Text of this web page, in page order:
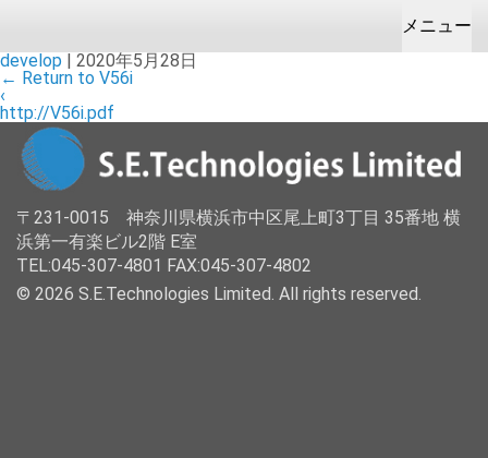
メニュー
HOME
お問合せ＆お見積り
会社案内
企業理念
企業情報
拠点
開発製造/受託
OEM
成型
設備
製品販売
カメラ
健康/福祉
develop | 2020年5月28日
← Return to V56i
‹
http://V56i.pdf
〒231-0015 神奈川県横浜市中区尾上町3丁目 35番地 横
浜第一有楽ビル2階 E室
TEL:045-307-4801 FAX:045-307-4802
© 2026 S.E.Technologies Limited. All rights reserved.